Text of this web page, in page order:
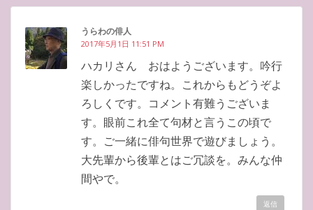
うらわの俳人
2017年5月1日 11:51 PM
ハカリさん おはようございます。吟行
楽しかったですね。これからもどうぞよ
ろしくです。コメント有難うございま
す。眼前これ全て句材と言うこの頃で
す。ご一緒に俳句世界で遊びましょう。
大先輩から後輩とはご冗談を。みんな仲
間やで。
返信